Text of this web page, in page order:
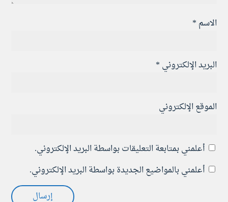
الاسم *
البريد الإلكتروني *
الموقع الإلكتروني
أعلمني بمتابعة التعليقات بواسطة البريد الإلكتروني.
أعلمني بالمواضيع الجديدة بواسطة البريد الإلكتروني.